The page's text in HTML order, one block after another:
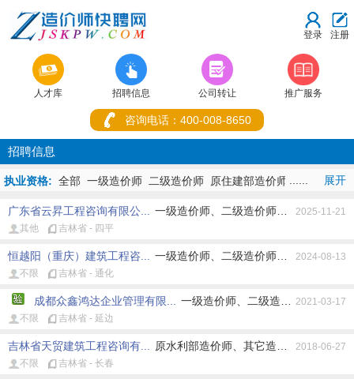
登录 注册

人才库

招聘信息

公司转让 推广服务
咨询电话：400-008-8650
招聘信息
展开
执业资格: 全部 一级造价师 二级造价师 原住建部造价师
原水利部造
师 造价+监理师
地址:
全部 重庆市
内蒙古 辽宁省 吉林省 黑龙江省 江苏省 浙江省 安徽省
福建
省
江西省 山东省
港 澳门 台湾省
工作性质:
全部 不限
广东省云昇工程咨询有限公... 一级造价师、二级造价师、原住建部造
2025-11-21
其他
吉林省 - 四平
恒越阳（重庆）建筑工程咨... 一级造价师、二级造价师、原住建部造
2024-08-13
不限
吉林省 - 通化
成都众鑫鸿达企业管理有限... 一级造价师、二级造价师、原住建
2021-03-17
不限
吉林省 - 延边
吉林省天贸建筑工程咨询有... 原水利部造价师、其它造价师、造价+建
2018-06-27
不限
吉林省 - 长春